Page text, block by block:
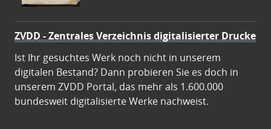
ZVDD - Zentrales Verzeichnis digitalisierter Drucke
Ist Ihr gesuchtes Werk noch nicht in unserem
digitalen Bestand? Dann probieren Sie es doch in
unserem ZVDD Portal, das mehr als 1.600.000
bundesweit digitalisierte Werke nachweist.